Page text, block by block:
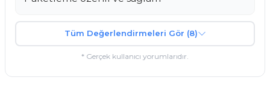
Tüm Değerlendirmeleri Gör (8)
* Gerçek kullanıcı yorumlarıdır.